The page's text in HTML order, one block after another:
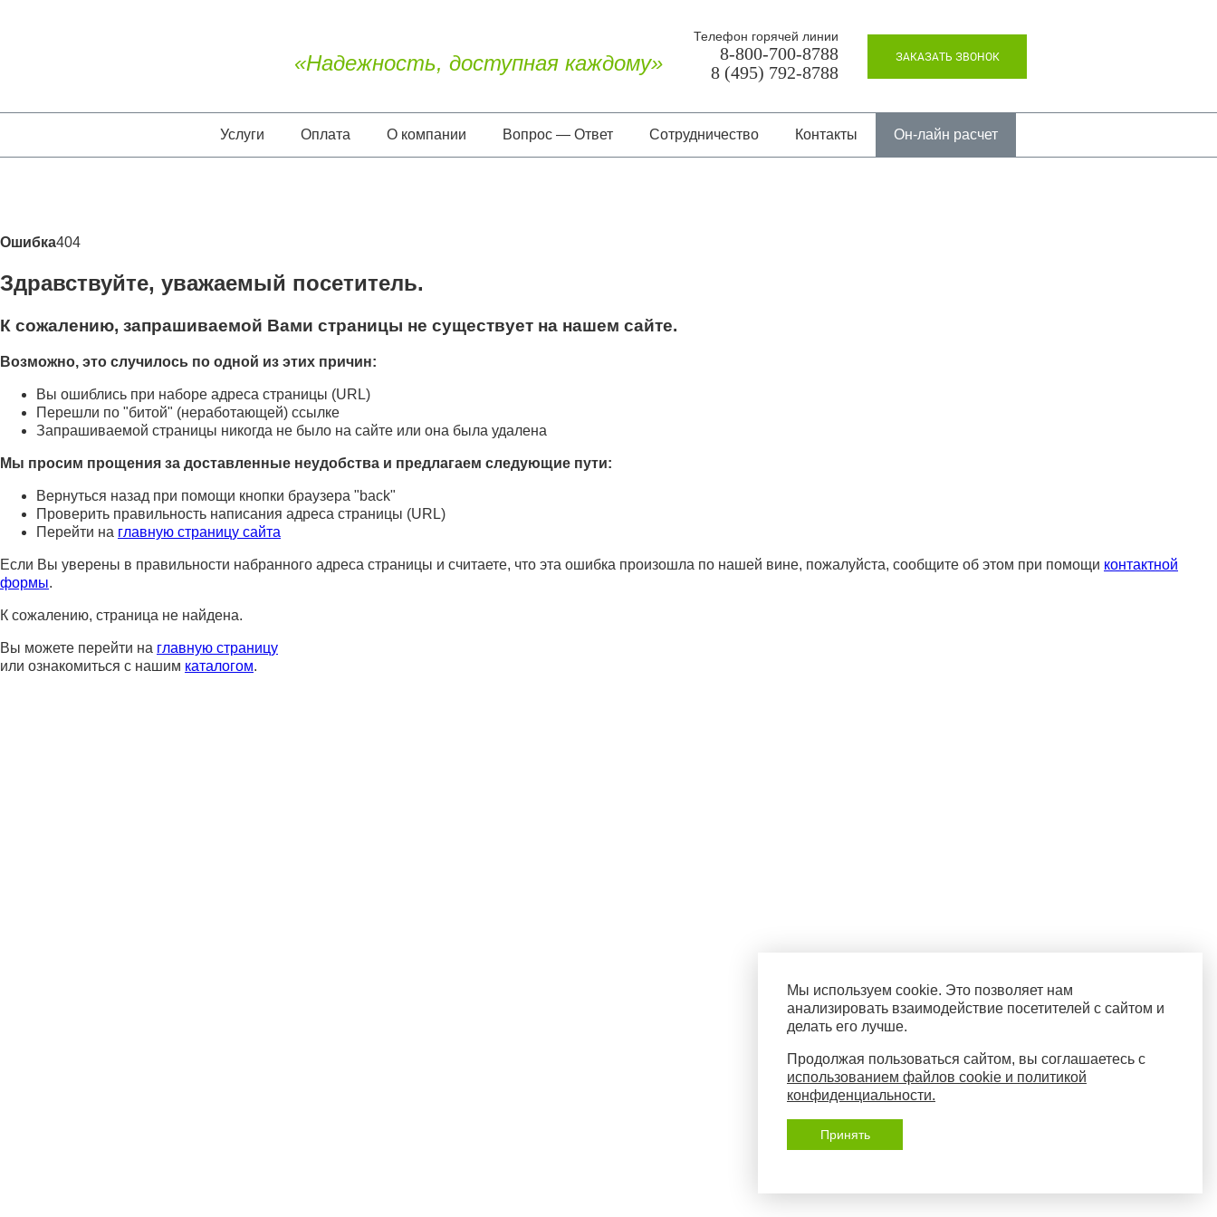
«Надежность, доступная каждому»
Телефон горячей линии
8-800-700-8788
8 (495) 792-8788
ЗАКАЗАТЬ ЗВОНОК
Услуги Оплата О компании Вопрос — Ответ Сотрудничество Контакты Он-лайн расчет
Ошибка404
Здравствуйте, уважаемый посетитель.
К сожалению, запрашиваемой Вами страницы не существует на нашем сайте.
Возможно, это случилось по одной из этих причин:
Вы ошиблись при наборе адреса страницы (URL)
Перешли по "битой" (неработающей) ссылке
Запрашиваемой страницы никогда не было на сайте или она была удалена
Мы просим прощения за доставленные неудобства и предлагаем следующие пути:
Вернуться назад при помощи кнопки браузера "back"
Проверить правильность написания адреса страницы (URL)
Перейти на главную страницу сайта
Если Вы уверены в правильности набранного адреса страницы и считаете, что эта ошибка произошла по нашей вине, пожалуйста, сообщите об этом при помощи контактной
формы.
К сожалению, страница не найдена.
Вы можете перейти на главную страницу
или ознакомиться с нашим каталогом.
Мы используем cookie. Это позволяет нам
анализировать взаимодействие посетителей с сайтом и
делать его лучше.
Продолжая пользоваться сайтом, вы соглашаетесь с
использованием файлов cookie и политикой
конфиденциальности.
Принять